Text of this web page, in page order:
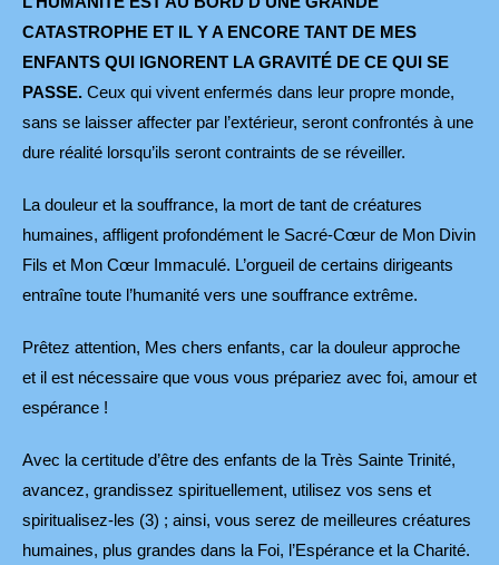
CATASTROPHE ET IL Y A ENCORE TANT DE MES
ENFANTS QUI IGNORENT LA GRAVITÉ DE CE QUI SE
PASSE. Ceux qui vivent enfermés dans leur propre monde,
sans se laisser affecter par l’extérieur, seront confrontés à une
dure réalité lorsqu’ils seront contraints de se réveiller.
La douleur et la souffrance, la mort de tant de créatures
humaines, affligent profondément le Sacré-Cœur de Mon Divin
Fils et Mon Cœur Immaculé. L’orgueil de certains dirigeants
entraîne toute l’humanité vers une souffrance extrême.
Prêtez attention, Mes chers enfants, car la douleur approche
et il est nécessaire que vous vous prépariez avec foi, amour et
espérance !
Avec la certitude d’être des enfants de la Très Sainte Trinité,
avancez, grandissez spirituellement, utilisez vos sens et
spiritualisez-les (3) ; ainsi, vous serez de meilleures créatures
humaines, plus grandes dans la Foi, l’Espérance et la Charité.